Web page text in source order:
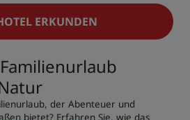
ERKUNDEN
der Abenteuer und
bietet? Erfahren Sie, wie das